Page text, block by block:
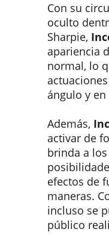
Con su
oculto
Sharpie,
apariencia
normal, lo
ángulo y
Además,
activar de
brinda a
efectos de
maneras.
incluso se
público